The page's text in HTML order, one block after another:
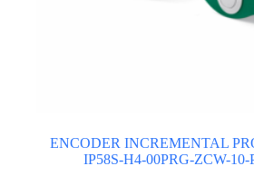
ENCODER INCREMENTAL
IP58S-H4-00PRG-ZCW-10-